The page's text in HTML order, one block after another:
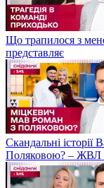
Що трапилося з
представляє
Скандальні
Поляковою? – ЖВЛ